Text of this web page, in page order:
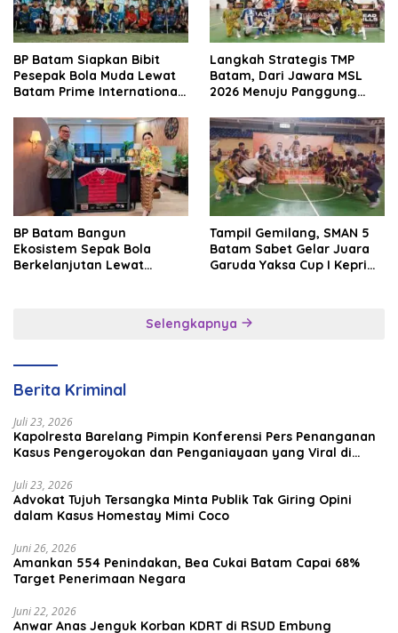
BP Batam Siapkan Bibit
Pesepak Bola Muda Lewat
Batam Prime International
Langkah Strategis TMP
Batam, Dari Jawara MSL
2026 Menuju Panggung
BP Batam Bangun
Ekosistem Sepak Bola
Berkelanjutan Lewat
Tampil Gemilang, SMAN 5
Batam Sabet Gelar Juara
Garuda Yaksa Cup I Kepri
Selengkapnya
Berita Kriminal
Juli 23, 2026
Kapolresta Barelang Pimpin Konferensi Pers Penanganan
Kasus Pengeroyokan dan Penganiayaan yang Viral di
Juli 23, 2026
Advokat Tujuh Tersangka Minta Publik Tak Giring Opini
dalam Kasus Homestay Mimi Coco
Juni 26, 2026
Amankan 554 Penindakan, Bea Cukai Batam Capai 68%
Target Penerimaan Negara
Juni 22, 2026
Anwar Anas Jenguk Korban KDRT di RSUD Embung